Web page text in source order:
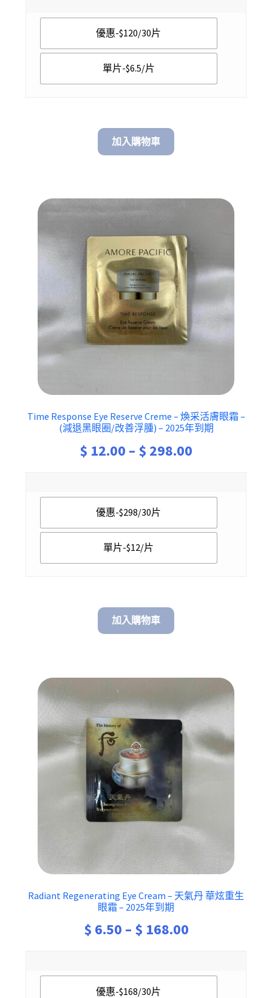
$ 6.50
優惠-$120/30片
單片-$6.5/片
加入購物車
Time Response Eye Reserve Creme – 煥采活膚眼霜 –
(減退黑眼圈/改善浮腫) – 2025年到期
$ 12.00 – $ 298.00
$ 12.00
優惠-$298/30片
單片-$12/片
加入購物車
Radiant Regenerating Eye Cream – 天氣丹 華炫重生
眼霜 – 2025年到期
$ 6.50 – $ 168.00Price
$ 6.50
優惠-$168/30片